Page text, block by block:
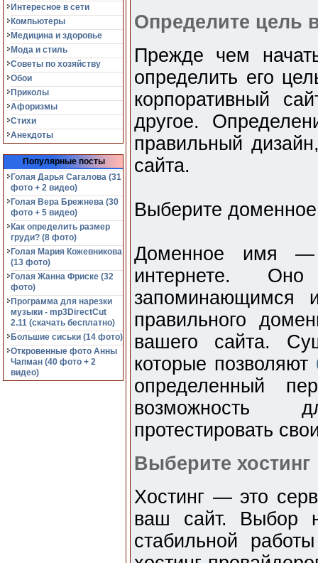
Интересное в сети
Компьютеры
Медицина и здоровье
Мода и стиль
Советы по хозяйству
Обои
Приколы
Афоризмы
Стихи
Анекдоты
Популярные посты
Голая Дарья Сагалова (31
фото + 2 видео)
Голая Вера Брежнева (30
фото + 5 видео)
Как определить размер
груди? (8 фото)
Голая Мария Кожевникова
(13 фото)
Голая Жанна Фриске (32
фото)
Программа для нарезки
музыки - mp3DirectCut
2.11 (cкачать бесплатно)
Большие сиськи (14 фото)
Откровенные фото Анны
Чапман (40 фото + 2
видео)
Определите цель
Прежде чем
определить его
корпоративный
другое.
правильный
сайта.
Выберите
Доменное имя —
интернете.
запоминающимся
правильного
вашего сайта.
которые позволяют
определенный
возможность
протестировать
Выберите хостинг
Хостинг — это
ваш сайт. Выбор
стабильной